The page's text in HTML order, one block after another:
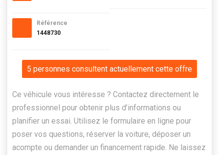
Référence
1448730
5 personnes consultent actuellement cette offre
Ce véhicule vous intéresse ? Contactez directement le
professionnel pour obtenir plus d’informations ou
planifier un essai. Utilisez le formulaire en ligne pour
poser vos questions, réserver la voiture, déposer un
acompte ou demander un financement rapide. Ne laissez